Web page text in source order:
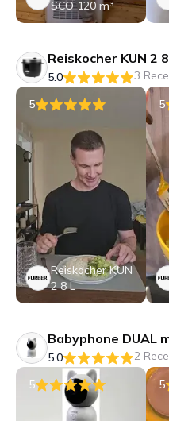
SCO 120 m³
Reiskocher KUN 2
5.0
3
5
Reiskocher KUN
2 8 L
5
5.0
2
5
5